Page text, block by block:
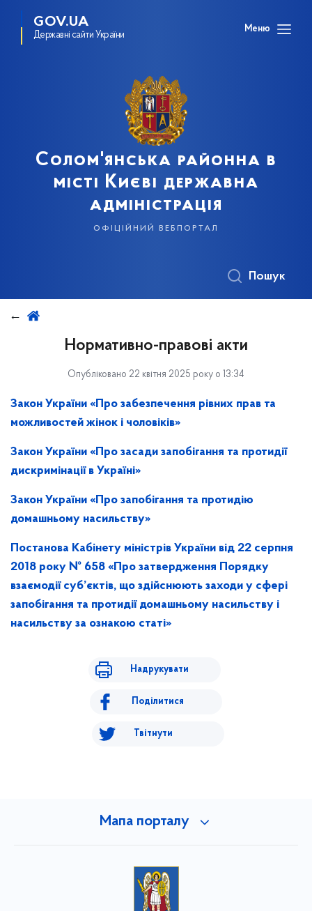
GOV.UA
Державні сайти України
Меню
Солом'янська районна в
місті Києві державна
адміністрація
офіційний вебпортал
Пошук
Нормативно-правові акти
Опубліковано 22 квітня 2025 року о 13:34
Закон України «Про забезпечення рівних прав та
можливостей жінок і чоловіків»
Закон України «Про засади запобігання та протидії
дискримінації в Україні»
Закон України «Про запобігання та протидію
домашньому насильству»
Постанова Кабінету міністрів України від 22 серпня
2018 року № 658 «Про затвердження Порядку
взаємодії суб’єктів, що здійснюють заходи у сфері
запобігання та протидії домашньому насильству і
насильству за ознакою статі»
Надрукувати
Поділитися
Твітнути
Мапа порталу